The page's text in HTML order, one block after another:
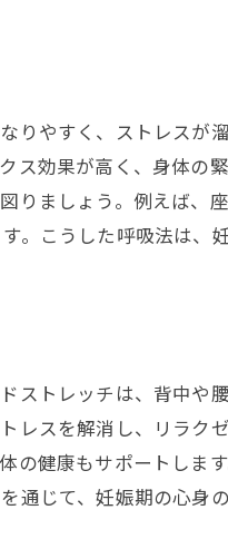
りやすく、ストレスが
ス効果が高く、身体の
りましょう。例えば、
。こうした呼吸法は、
ストレッチは、背中や
レスを解消し、リラク
健康もサポートします
通じて、妊娠期の心身